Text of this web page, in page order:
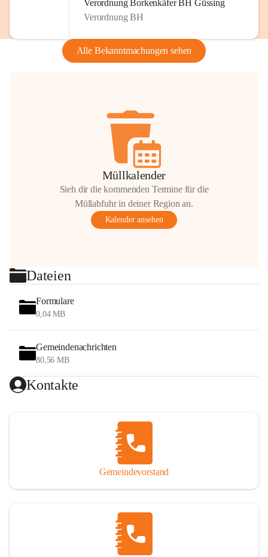
Verordnung Borkenkäfer BH Güssing
Verordnung BH
Alle Bekanntmachungen sehen
Müllkalender
Sieh dir die kommenden Termine für die
Müllabfuhr in deiner Region an.
Kalender ansehen
Dateien
Formulare
0,04 MB
Gemeindenachrichten
80,56 MB
Kontakte
Gemeindevorstand